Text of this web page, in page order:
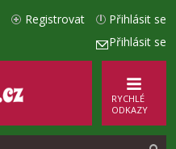
Přihlásit se
Přihlásit se
Registrovat
RYCHLÉ
ODKAZY